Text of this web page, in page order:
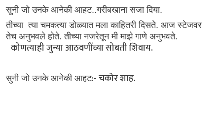
सुनी जो उनके आनेकी आहट..गरीबखाना सजा दिया.
तीच्या त्या चमकत्या डोळ्यात मला काहितरी दिसते. आज स्टेजवर
तेच अनुभवले होते. तीच्या नजरेतून मी माझे गाणे अनुभवते.
कोणत्याही जुन्या आठवणींच्या सोबती शिवाय.
सुनी जो उनके आनेकी आहट:- चकोर शाह.